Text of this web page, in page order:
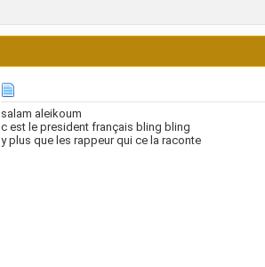
salam aleikoum
c est le president français bling bling
y plus que les rappeur qui ce la raconte